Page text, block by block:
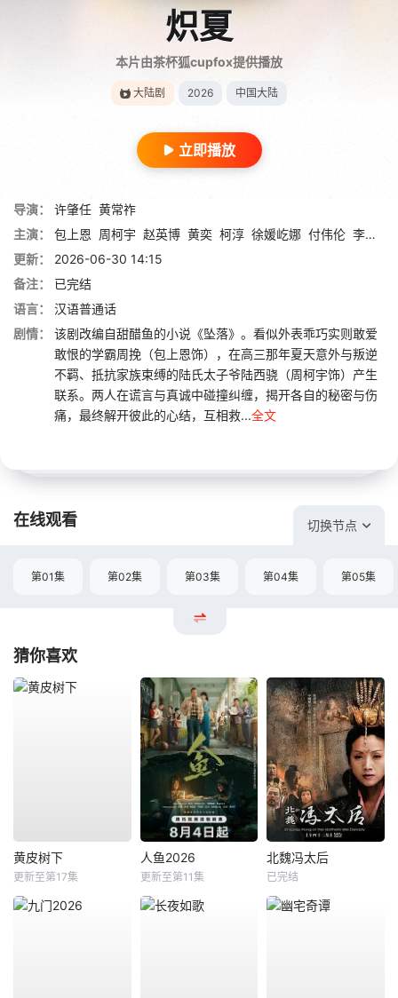
炽夏
本片由茶杯狐cupfox提供播放
大陆剧 2026 中国大陆
立即播放
导演： 许肇任 黄常祚
主演：
包上恩 周柯宇 赵英博 黄奕 柯淳 徐媛屹娜 付伟伦 李媛
更新：
2026-06-30 14:15
备注：
已完结
语言：
汉语普通话
剧情：
该剧改编自甜醋鱼的小说《坠落》。看似外表乖巧实则敢爱
敢恨的学霸周挽（包上恩饰），在高三那年夏天意外与叛逆
不羁、抵抗家族束缚的陆氏太子爷陆西骁（周柯宇饰）产生
联系。两人在谎言与真诚中碰撞纠缠，揭开各自的秘密与伤
痛，最终解开彼此的心结，互相救...全文
在线观看 切换节点
第01集 第02集 第03集 第04集 第05集
猜你喜欢
黄皮树下
更新至第17集
人鱼2026
更新至第11集
北魏冯太后
已完结